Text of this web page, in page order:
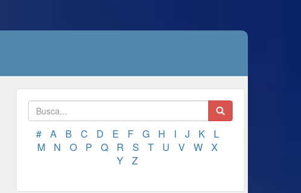
# A B C D E F G H I J K
L
M
N O P Q R S T U V W
X
Y
Z